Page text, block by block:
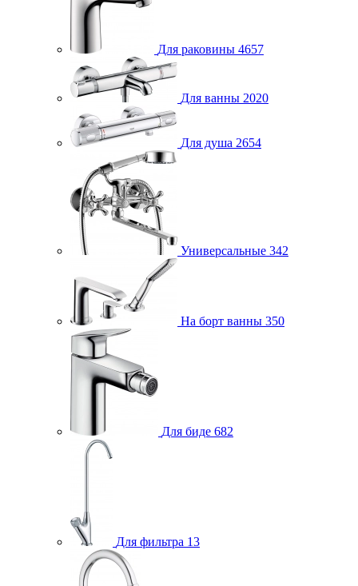
Для раковины 4657
Для ванны 2020
Для душа 2654
Универсальные 342
На борт ванны 350
Для биде 682
Для фильтра 13